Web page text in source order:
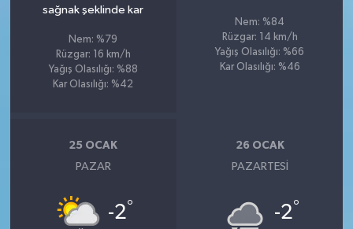
sağnak şeklinde kar
Nem: %79
Rüzgar: 16 km/h
Yağış Olasılığı: %88
Kar Olasılığı: %42
Nem: %84
Rüzgar: 14 km/h
Yağış Olasılığı: %66
Kar Olasılığı: %46
25 OCAK
PAZAR
-2°
26 OCAK
PAZARTESI
-2°